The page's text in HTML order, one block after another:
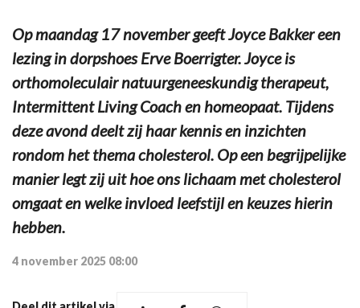
Op maandag 17 november geeft Joyce Bakker een
lezing in dorpshoes Erve Boerrigter. Joyce is
orthomoleculair natuurgeneeskundig therapeut,
Intermittent Living Coach en homeopaat. Tijdens
deze avond deelt zij haar kennis en inzichten
rondom het thema cholesterol. Op een begrijpelijke
manier legt zij uit hoe ons lichaam met cholesterol
omgaat en welke invloed leefstijl en keuzes hierin
hebben.
4 november 2025 08:00